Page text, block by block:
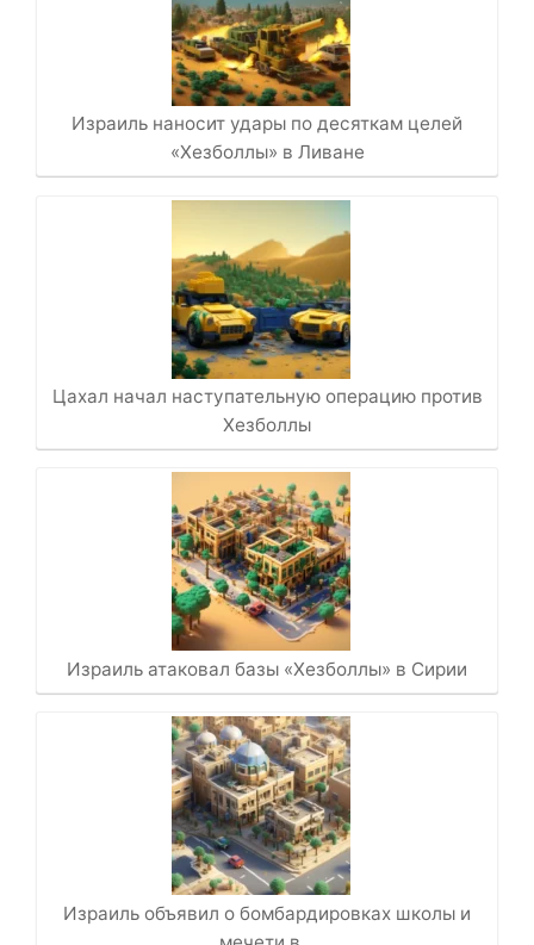
Израиль наносит удары по десяткам целей
«Хезболлы» в Ливане
Цахал начал наступательную операцию против
Хезболлы
Израиль атаковал базы «Хезболлы» в Сирии
Израиль объявил о бомбардировках школы и